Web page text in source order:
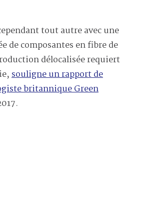
tout autre avec une
de composantes en fibre de
délocalisée requiert
souligne un rapport de
britannique Green